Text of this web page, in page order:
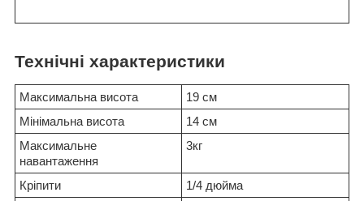
Технічні характеристики
Максимальна висота
19 см
Мінімальна висота
14 см
Максимальне
навантаження
3кг
Кріпити
1/4 дюйма